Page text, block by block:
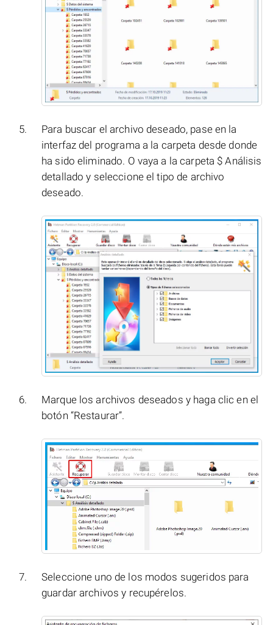
Para buscar el archivo deseado, pase en la
interfaz del programa a la carpeta desde donde
ha sido eliminado. O vaya a la carpeta $ Análisis
detallado y seleccione el tipo de archivo
deseado.
Marque los archivos deseados y haga clic en el
botón “Restaurar”.
Seleccione uno de los modos sugeridos para
guardar archivos y recupérelos.